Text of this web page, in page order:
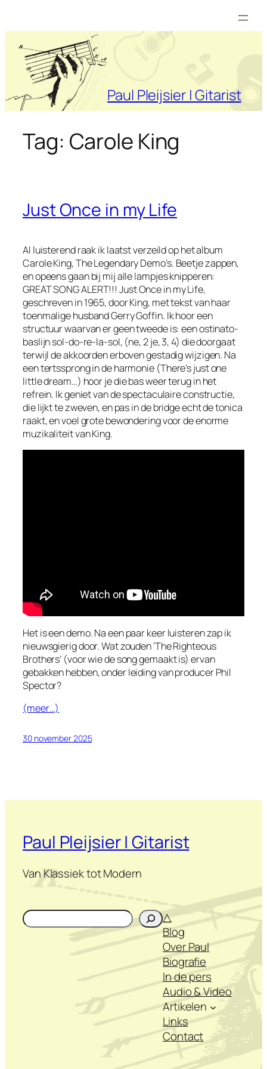
inhoud
Paul Pleijsier | Gitarist
Tag: Carole King
Just Once in my Life
Al luisterend raak ik laatst verzeild op het album
Carole King, The Legendary Demo’s. Beetje zappen,
en opeens gaan bij mij alle lampjes knipperen:
GREAT SONG ALERT!!! Just Once in my Life,
geschreven in 1965, door King, met tekst van haar
toenmalige husband Gerry Goffin. Ik hoor een
structuur waarvan er geen tweede is: een ostinato-
baslijnsol-do-re-la-sol, (ne, 2 je, 3, 4) die doorgaat
terwijl de akkoorden erboven gestadig wijzigen. Na
een tertssprong in de harmonie (There’s just one
little dream…) hoor je die bas weer terug in het
refrein. Ik geniet van de spectaculaire constructie,
die lijkt te zweven, en pas in debridgeecht de tonica
raakt, en voel grote bewondering voor de enorme
muzikaliteit van King.
Het is een demo. Na een paar keer luisteren zap ik
nieuwsgierig door. Wat zouden ‘The Righteous
Brothers’ (voor wie de song gemaakt is) ervan
gebakken hebben, onder leiding van producer Phil
Spector?
(meer…)
30 november 2025
Paul Pleijsier | Gitarist
Van Klassiek tot Modern
Zoeken
△
Blog
Over Paul
Biografie
In de pers
Audio & Video
Artikelen
Links
Contact